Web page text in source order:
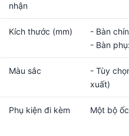
nhận
Kích thước (mm)
- Bàn
- Bàn
Màu sắc
- Tùy
xuất)
Phụ kiện đi kèm Một bộ